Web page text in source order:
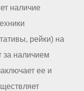
наличие
рейки) на
наличием
ее и